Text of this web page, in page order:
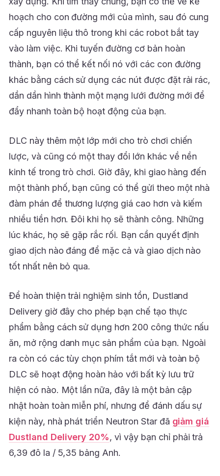
hoạch cho con đường mới của mình, sau đó cung
cấp nguyên liệu thô trong khi các robot bắt tay
vào làm việc. Khi tuyến đường cơ bản hoàn
thành, bạn có thể kết nối nó với các con đường
khác bằng cách sử dụng các nút được đặt rải rác,
dần dần hình thành một mạng lưới đường mới để
đẩy nhanh toàn bộ hoạt động của bạn.
DLC này thêm một lớp mới cho trò chơi chiến
lược, và cũng có một thay đổi lớn khác về nền
kinh tế trong trò chơi. Giờ đây, khi giao hàng đến
một thành phố, bạn cũng có thể gửi theo một nhà
đàm phán để thương lượng giá cao hơn và kiếm
nhiều tiền hơn. Đôi khi họ sẽ thành công. Những
lúc khác, họ sẽ gặp rắc rối. Bạn cần quyết định
giao dịch nào đáng để mặc cả và giao dịch nào
tốt nhất nên bỏ qua.
Để hoàn thiện trải nghiệm sinh tồn, Dustland
Delivery giờ đây cho phép bạn chế tạo thực
phẩm bằng cách sử dụng hơn 200 công thức nấu
ăn, mở rộng danh mục sản phẩm của bạn. Ngoài
ra còn có các tùy chọn phím tắt mới và toàn bộ
DLC sẽ hoạt động hoàn hảo với bất kỳ lưu trữ
hiện có nào. Một lần nữa, đây là một bản cập
nhật hoàn toàn miễn phí, nhưng để đánh dấu sự
kiện này, nhà phát triển Neutron Star đã giảm giá
Dustland Delivery 20%, vì vậy bạn chỉ phải trả
6,39 đô la / 5,35 bảng Anh.